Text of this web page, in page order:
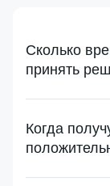
Сколько
принять
Когда